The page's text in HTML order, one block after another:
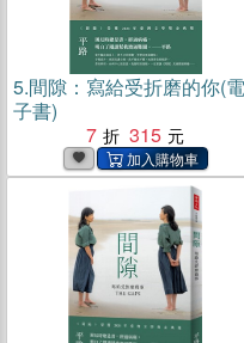
5.間隙：寫給受折磨的你(電
子書)
7
315